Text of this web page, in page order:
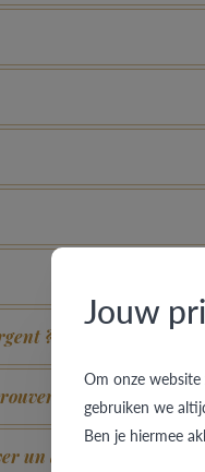
?
un aspect neuf ?
un aspect neuf ?
Jouw
Om onze
gebruiken we
Ben je hiermee